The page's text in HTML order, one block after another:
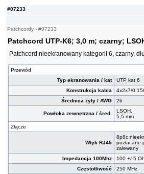
#07233
Patchcordy ›#07233
Patchcord UTP-K6; 3,0 m; czarny;
Patchcord nieekranowany kategorii 6, czarny,
Przewód
Typ ekranowania / kat
UTP kat 6
Konstrukcja kabla
4x2x7/
Średnica żyły / AWG
26
Powłoka zewnętrzna / śred. LSOH,
5,5 mm
Złącze
Wtyk RJ45
8p8c
pozłacane
zalewany
Impedancja 100Mhz
100 +/-5
Częstotliwość
250 MHz